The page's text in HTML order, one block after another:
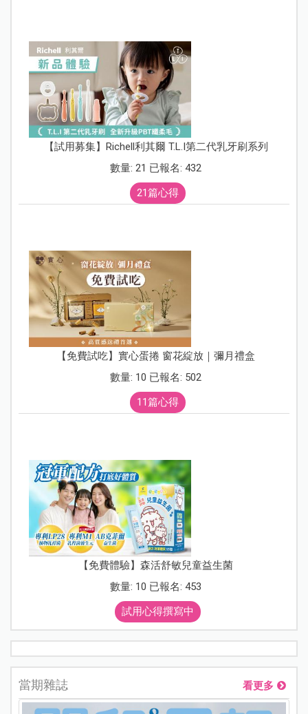
【試用募集】Richell利其爾 T.L.I第二代乳牙刷系列
數量: 21 已報名: 432
21篇心得
【免費試吃】實心蛋捲 窗花綻放｜彌月禮盒
數量: 10 已報名: 502
11篇心得
【免費體驗】森活舒敏兒童益生菌
數量: 10 已報名: 453
試用心得撰寫中
當期雜誌 看更多